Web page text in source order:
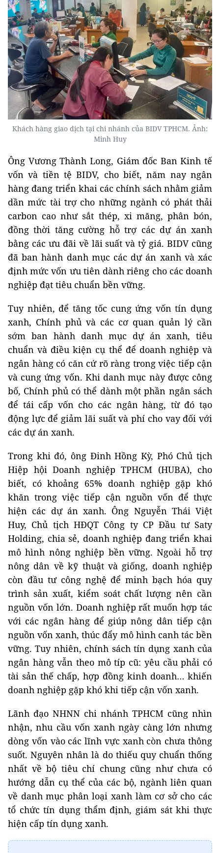
Khách hàng giao dịch tại chi nhánh của BIDV TPHCM. Ảnh:
Minh Huy
Ông Vương Thành Long, Giám đốc Ban Kinh tế
vốn và tiền tệ BIDV, cho biết, năm nay ngân
hàng đang triển khai các chính sách nhằm giảm
dần mức tài trợ cho những ngành có phát thải
carbon cao như sắt thép, xi măng, phân bón,
đồng thời tăng cường hỗ trợ các dự án xanh
bằng các ưu đãi về lãi suất và tỷ giá. BIDV cũng
đã ban hành danh mục các dự án xanh và xác
định mức vốn ưu tiên dành riêng cho các doanh
nghiệp đạt tiêu chuẩn bền vững.
Tuy nhiên, để tăng tốc cung ứng vốn tín dụng
xanh, Chính phủ và các cơ quan quản lý cần
sớm ban hành danh mục dự án xanh, tiêu
chuẩn và điều kiện cụ thể để doanh nghiệp và
ngân hàng có căn cứ rõ ràng trong việc tiếp cận
và cung ứng vốn. Khi danh mục này được công
bố, Chính phủ có thể dành một phần ngân sách
để tái cấp vốn cho các ngân hàng, từ đó tạo
động lực để giảm lãi suất và phí cho vay đối với
các dự án xanh.
Trong khi đó, ông Đinh Hồng Kỳ, Phó Chủ tịch
Hiệp hội Doanh nghiệp TPHCM (HUBA), cho
biết, có khoảng 65% doanh nghiệp gặp khó
khăn trong việc tiếp cận nguồn vốn để thực
hiện các dự án xanh. Ông Nguyễn Thái Việt
Huy, Chủ tịch HĐQT Công ty CP Đầu tư Saty
Holding, chia sẻ, doanh nghiệp đang triển khai
mô hình nông nghiệp bền vững. Ngoài hỗ trợ
nông dân về kỹ thuật và giống, doanh nghiệp
còn đầu tư công nghệ để minh bạch hóa quy
trình sản xuất, kiểm soát chất lượng nên cần
nguồn vốn lớn. Doanh nghiệp rất muốn hợp tác
với các ngân hàng để giúp nông dân tiếp cận
nguồn vốn xanh, thúc đẩy mô hình canh tác bền
vững. Tuy nhiên, chính sách tín dụng xanh của
ngân hàng vẫn theo mô típ cũ: yêu cầu phải có
tài sản thế chấp, hợp đồng kinh doanh… khiến
doanh nghiệp gặp khó khi tiếp cận vốn xanh.
Lãnh đạo NHNN chi nhánh TPHCM cũng nhìn
nhận, nhu cầu vốn xanh ngày càng lớn nhưng
dòng vốn vào các lĩnh vực xanh còn chưa thông
suốt. Nguyên nhân là do thiếu quy chuẩn thống
nhất về bộ tiêu chí chung cũng như chưa có
hướng dẫn cụ thể của các bộ, ngành liên quan
về danh mục phân loại xanh làm cơ sở cho các
tổ chức tín dụng thẩm định, giám sát khi thực
hiện cấp tín dụng xanh.